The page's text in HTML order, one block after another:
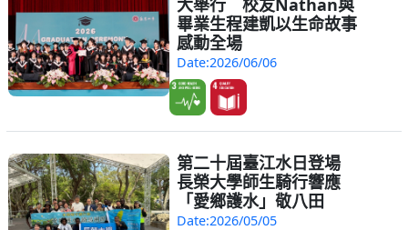
大舉行 校友Nathan與
畢業生程建凱以生命故事
感動全場
Date:2026/06/06
第二十屆臺江水日登場
長榮大學師生騎行響應
「愛鄉護水」敬八田
Date:2026/05/05